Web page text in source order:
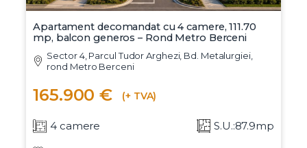
Apartament decomandat cu 4 camere, 111.70
mp, balcon generos – Rond Metro Berceni
Sector 4, Parcul Tudor Arghezi, Bd. Metalurgiei,
rond Metro Berceni
165.900 € (+ TVA)
4 camere S.U.:87.9mp